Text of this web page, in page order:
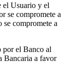
el Usuario y el
se compromete a
compromete a
el Banco al
Bancaria a favor